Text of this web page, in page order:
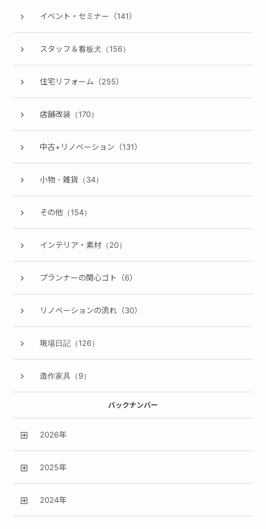
イベント・セミナー（141）
スタッフ＆看板犬（156）
住宅リフォーム（255）
店舗改装（170）
中古+リノベーション（131）
小物・雑貨（34）
その他（154）
インテリア・素材（20）
プランナーの関心ゴト（6）
リノベーションの流れ（30）
現場日記（126）
造作家具（9）
バックナンバー
2026年
2025年
2024年